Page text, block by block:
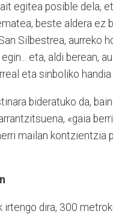
egitea posible dela,
beste aldera ez
Silbestrea, aurreko
eta, aldi berean,
eta sinboliko handia
bideratuko da,
«gaia
mailan kontzientzia
dira, 300